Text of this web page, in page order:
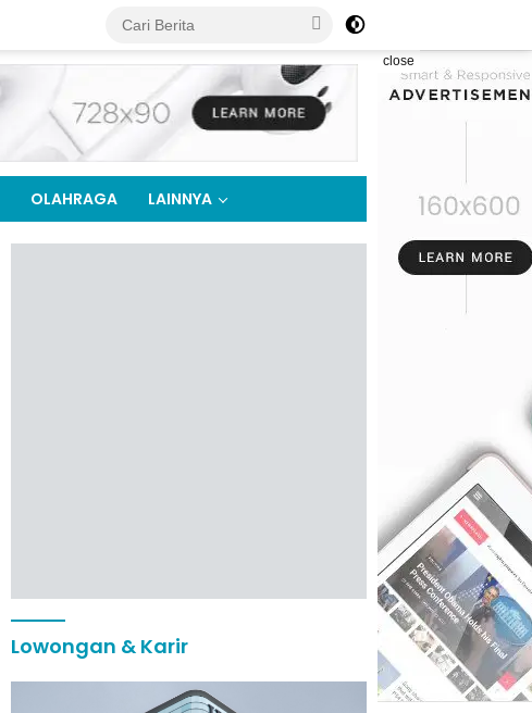
close
OLAHRAGA LAINNYA
Lowongan & Karir